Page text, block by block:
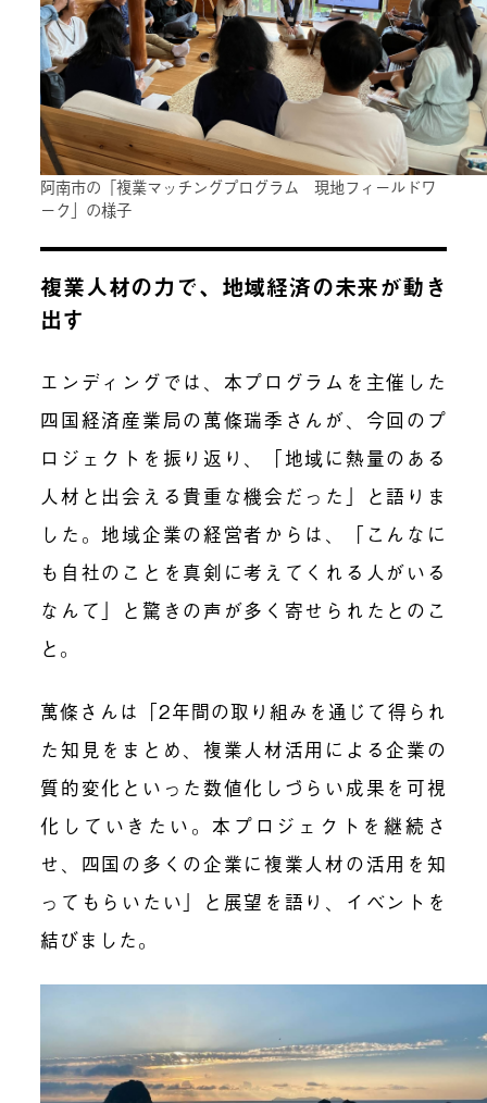
阿南市の「複業マッチングプログラム 現地フィールドワ
ーク」の様子
複業人材の力で、地域経済の未来が動き
出す
エンディングでは、本プログラムを主催した
四国経済産業局の萬條瑞季さんが、今回のプ
ロジェクトを振り返り、「地域に熱量のある
人材と出会える貴重な機会だった」と語りま
した。地域企業の経営者からは、「こんなに
も自社のことを真剣に考えてくれる人がいる
なんて」と驚きの声が多く寄せられたとのこ
と。
萬條さんは「2年間の取り組みを通じて得られ
た知見をまとめ、複業人材活用による企業の
質的変化といった数値化しづらい成果を可視
化していきたい。本プロジェクトを継続さ
せ、四国の多くの企業に複業人材の活用を知
ってもらいたい」と展望を語り、イベントを
結びました。